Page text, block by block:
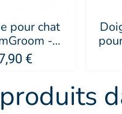
pour chat
-
€